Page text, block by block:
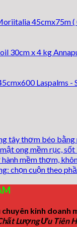
tây thơm béo bằng
ong mềm rục, sốt
mềm thơm,
chọn cuộn theo
kinh doanh
Lượng Ưu Tiên